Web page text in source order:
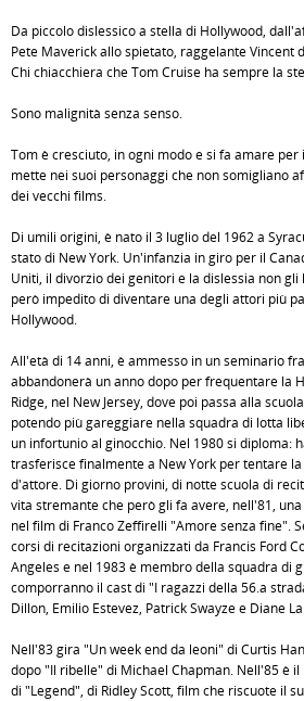
Da piccolo dislessico a stella di Hollywood,
Pete Maverick allo spietato, raggelante Vincent
Chi chiacchiera che Tom Cruise ha sempre la
Sono malignità senza senso.
Tom è cresciuto, in ogni modo e si fa amare per
mette nei suoi personaggi che non somigliano
dei vecchi films.
Di umili origini, è nato il 3 luglio del 1962 a
stato di New York. Un'infanzia in giro per il
Uniti, il divorzio dei genitori e la dislessia non gli
però impedito di diventare una degli attori più
Hollywood.
All'età di 14 anni, è ammesso in un seminario
abbandonerà un anno dopo per frequentare la
Ridge, nel New Jersey, dove poi passa alla
potendo più gareggiare nella squadra di lotta
un infortunio al ginocchio. Nel 1980 si diploma:
trasferisce finalmente a New York per tentare
d'attore. Di giorno provini, di notte scuola di
vita stremante che però gli fa avere, nell'81,
nel film di Franco Zeffirelli "Amore senza fine".
corsi di recitazioni organizzati da Francis Ford
Angeles e nel 1983 è membro della squadra di
comporranno il cast di "I ragazzi della 56.a
Dillon, Emilio Estevez, Patrick Swayze e Diane
Nell'83 gira "Un week end da leoni" di Curtis
dopo "Il ribelle" di Michael Chapman. Nell'85 è
di "Legend", di Ridley Scott, film che riscuote il